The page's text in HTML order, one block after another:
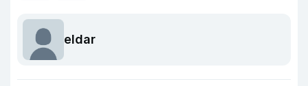
eldar